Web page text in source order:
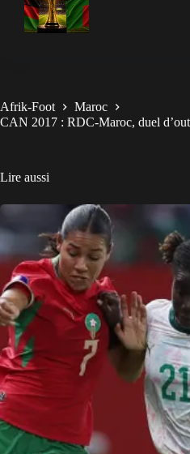
Afrik-Foot
Maroc
CAN 2017 : RDC-Maroc, duel
Lire aussi